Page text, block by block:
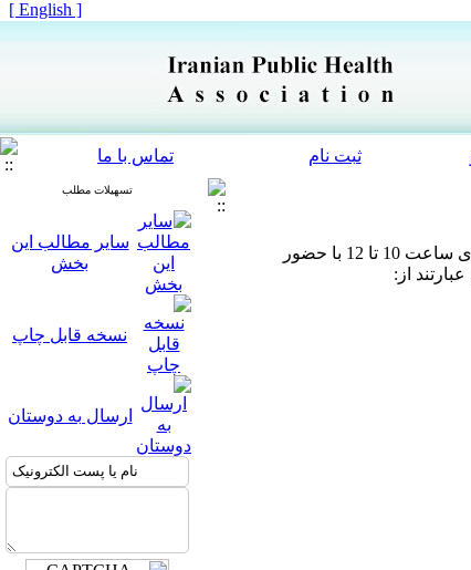
[ English ]
ثبت نام تماس با ما
جلسه هماهنگی کمیته علمی-اجرایی سمینار پیشگیری و کنترل لیشمانیوز جلدی در روز شنبه پانزدهم دیماه سال جاری ساعت 10 تا 12 با حضور
از:
تسهیلات مطلب
سایر مطالب این
بخش
نسخه قابل چاپ
ارسال به دوستان